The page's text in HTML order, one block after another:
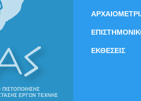
ΕΚΘΕΣΕΙΣ